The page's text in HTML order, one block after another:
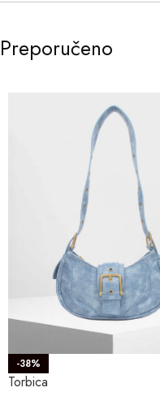
Preporučeno
-38%
Torbica